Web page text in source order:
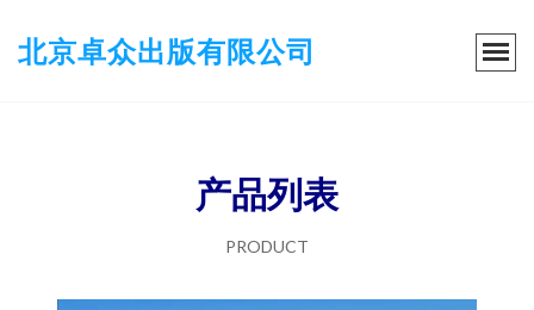
北京卓众出版有限公司
产品列表
PRODUCT